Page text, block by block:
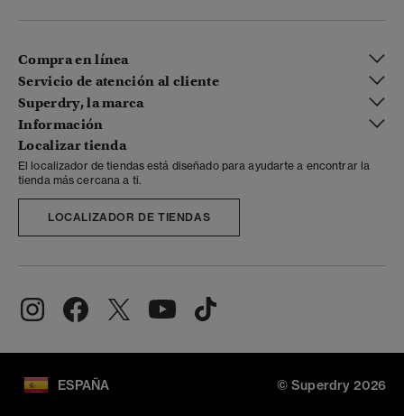
Compra en línea
Servicio de atención al cliente
Superdry, la marca
Información
Localizar tienda
El localizador de tiendas está diseñado para ayudarte a encontrar la
tienda más cercana a ti.
LOCALIZADOR DE TIENDAS
ESPAÑA © Superdry 2026